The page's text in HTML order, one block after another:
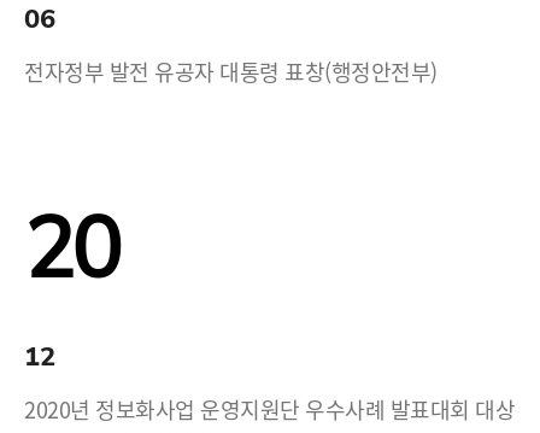
06
전자정부 발전 유공자 대통령 표창(행정안전부)
20
12
2020년 정보화사업 운영지원단 우수사례 발표대회 대상